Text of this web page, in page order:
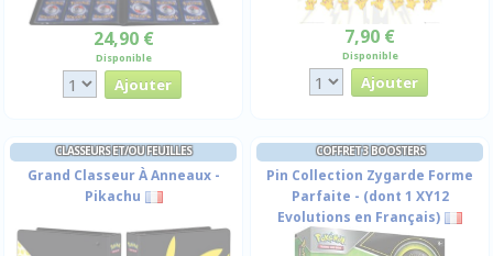
24,90 €
Disponible
7,90 €
Disponible
CLASSEURS ET/OU FEUILLES
Grand Classeur À Anneaux -
Pikachu
COFFRET 3 BOOSTERS
Pin Collection Zygarde Forme
Parfaite - (dont 1 XY12
Evolutions en Français)